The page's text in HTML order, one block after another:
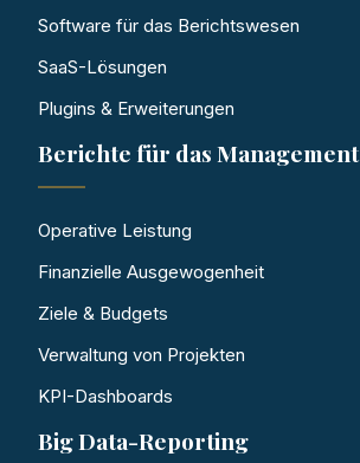
Software für das Berichtswesen
SaaS-Lösungen
Plugins & Erweiterungen
Berichte für das Management
Operative Leistung
Finanzielle Ausgewogenheit
Ziele & Budgets
Verwaltung von Projekten
KPI-Dashboards
Big Data-Reporting